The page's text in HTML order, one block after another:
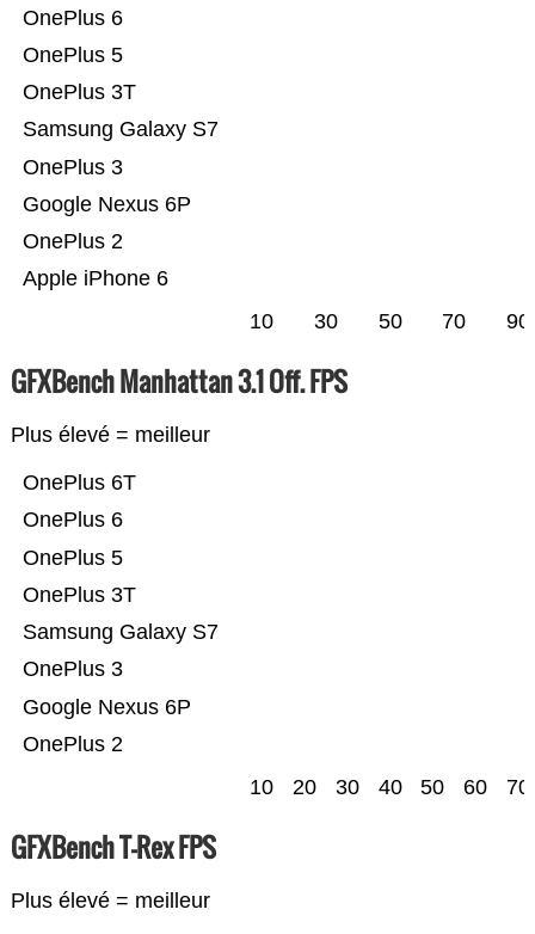
Apple iPhone 6
OnePlus 2
Google Nexus 6P
OnePlus 3
Samsung Galaxy S7
OnePlus 3T
OnePlus 5
OnePlus 6
10 30 50 70 90
GFXBench Manhattan 3.1 Off. FPS
Plus élevé = meilleur
OnePlus 2
Google Nexus 6P
OnePlus 3
Samsung Galaxy S7
OnePlus 3T
OnePlus 5
OnePlus 6
OnePlus 6T
10 20 30 40 50 60 70
GFXBench T-Rex FPS
Plus élevé = meilleur